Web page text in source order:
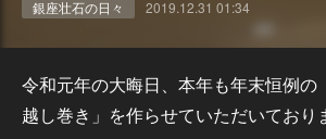
銀座壮石の日々 2019.12.31 01:34
令和元年の大晦日、本年も年末恒例の
越し巻き」を作らせていただいており